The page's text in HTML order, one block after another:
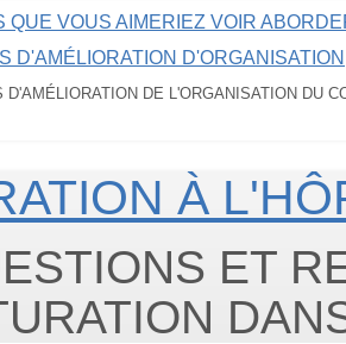
QUE VOUS AIMERIEZ VOIR
D'AMÉLIORATION D'ORGANISATION
DE L'ORGANISATION DU
À
ET